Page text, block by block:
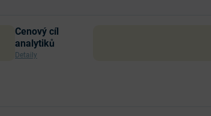
Cenový cíl
analytiků
Detaily